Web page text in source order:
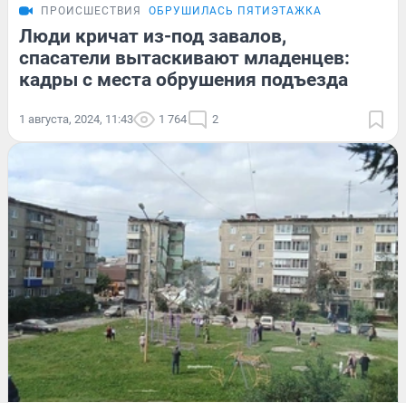
ПРОИСШЕСТВИЯ ОБРУШИЛАСЬ ПЯТИЭТАЖКА
Люди кричат из-под завалов,
спасатели вытаскивают младенцев:
кадры с места обрушения подъезда
1 августа, 2024, 11:43 1 764 2